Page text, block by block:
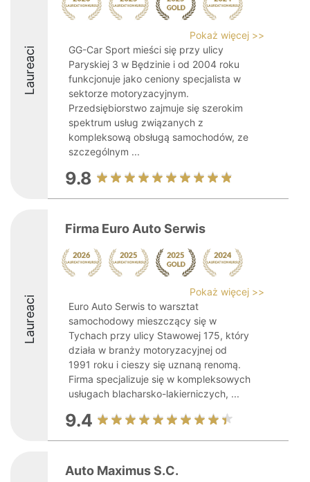
Laureaci
Pokaż więcej >>
GG-Car Sport mieści się przy ulicy
Paryskiej 3 w Będzinie i od 2004 roku
funkcjonuje jako ceniony specjalista w
sektorze motoryzacyjnym.
Przedsiębiorstwo zajmuje się szerokim
spektrum usług związanych z
kompleksową obsługą samochodów, ze
szczególnym ...
9.8
Laureaci
Firma Euro Auto Serwis
Pokaż więcej >>
Euro Auto Serwis to warsztat
samochodowy mieszczący się w
Tychach przy ulicy Stawowej 175, który
działa w branży motoryzacyjnej od
1991 roku i cieszy się uznaną renomą.
Firma specjalizuje się w kompleksowych
usługach blacharsko-lakierniczych, ...
9.4
Auto Maximus S.C.